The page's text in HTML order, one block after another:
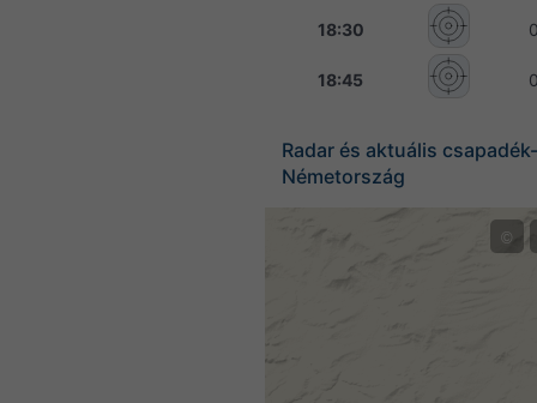
18:30
18:45
Radar és aktuális
Németország
©